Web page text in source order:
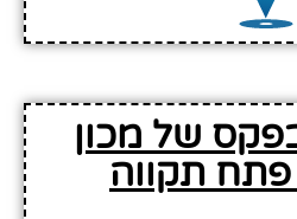
של מכון
תקווה